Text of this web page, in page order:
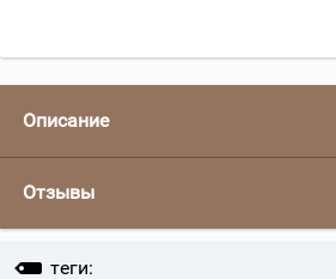
Описание
Отзывы
теги: